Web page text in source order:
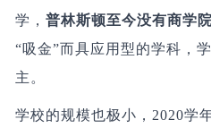
学， 普林斯顿至今没有商学
“吸金”而具应用型的学科，
主。
学校的规模也极小，2020学年